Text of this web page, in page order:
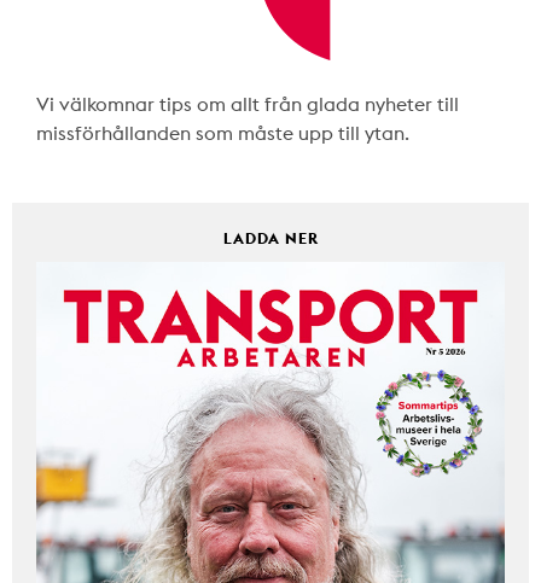
Vi välkomnar tips om allt från glada nyheter till
missförhållanden som måste upp till ytan.
LADDA NER